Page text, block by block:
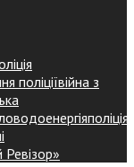
поліціївійна з
поліція